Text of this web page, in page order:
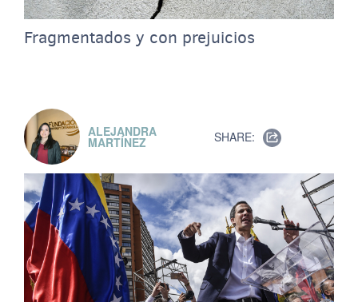
Fragmentados y con prejuicios
ALEJANDRA
MARTÍNEZ SHARE: